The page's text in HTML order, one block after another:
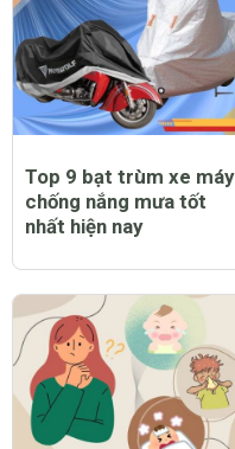
Top 9 bạt trùm xe máy
chống nắng mưa tốt
nhất hiện nay